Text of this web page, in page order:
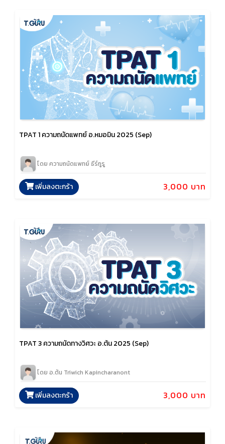
TPAT 1 ความถนัดแพทย์ อ.หมอมิน 2025 (Sep)
โดย ความถนัดแพทย์ ธีร์กูรู
3,000 บาท
เพิ่มลงตะกร้า
TPAT 3 ความถนัดทางวิศวะ อ.ต้น 2025 (Sep)
โดย อ.ต้น Triwich Kapincharanont
3,000 บาท
เพิ่มลงตะกร้า